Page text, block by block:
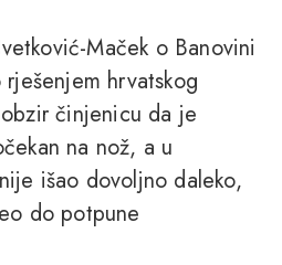
Maček o Banovini
hrvatskog
činjenicu da je
na nož, a u
išao dovoljno daleko,
do potpune